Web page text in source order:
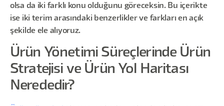
olsa da iki farklı konu olduğunu göreceksin. Bu içerikte
ise iki terim arasındaki benzerlikler ve farkları en açık
şekilde ele alıyoruz.
Ürün Yönetimi Süreçlerinde Ürün
Stratejisi ve Ürün Yol Haritası
Nerededir?